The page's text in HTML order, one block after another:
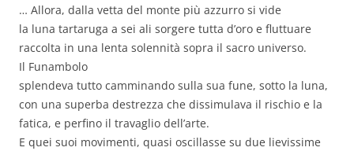
… Allora, dalla vetta del monte più azzurro si vide
la luna tartaruga a sei ali sorgere tutta d’oro e fluttuare
raccolta in una lenta solennità sopra il sacro universo.
Il Funambolo
splendeva tutto camminando sulla sua fune, sotto la luna,
con una superba destrezza che dissimulava il rischio e la
fatica, e perfino il travaglio dell’arte.
E quei suoi movimenti, quasi oscillasse su due lievissime